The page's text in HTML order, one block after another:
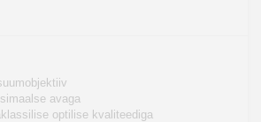
avaga
optilise kvaliteediga